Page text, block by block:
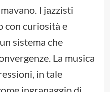
I jazzisti
con curiosità e
sistema che
La musica
in tale